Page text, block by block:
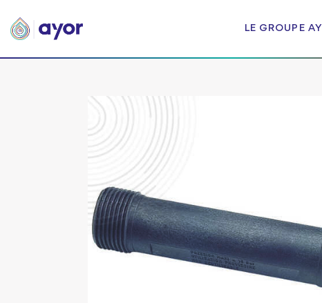
LE GROUPE